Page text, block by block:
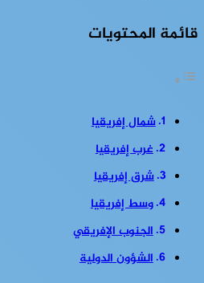
قائمة المحتويات
شمال إفريقيا
غرب إفريقيا
شرق إفريقيا
وسط إفريقيا
الجنوب الإفريقي
الشؤون الدولية